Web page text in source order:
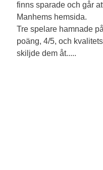
finns sparade och går
Manhems hemsida.
Tre spelare hamnade
poäng, 4/5, och
skiljde dem åt.....